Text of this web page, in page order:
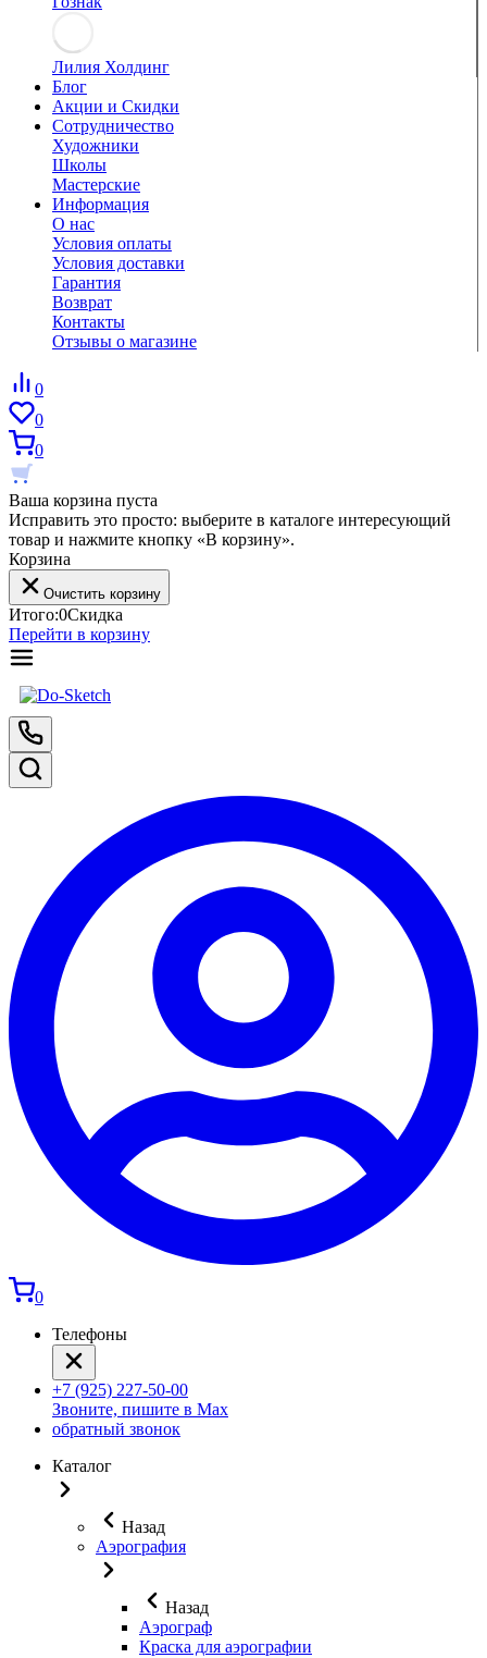
Лилия Холдинг
Блог
Акции и Скидки
Сотрудничество
Художники
Школы
Мастерские
Информация
О нас
Условия оплаты
Условия доставки
Гарантия
Возврат
Контакты
Отзывы о магазине
0
0
0
Ваша корзина пуста
Исправить это просто: выберите в каталоге интересующий
товар и нажмите кнопку «В корзину».
Корзина
Очистить корзину
Итого:0Скидка
Перейти в корзину
0
Телефоны
+7 (925) 227-50-00
Звоните, пишите в Max
обратный звонок
Каталог
Назад
Аэрография
Назад
Аэрограф
Краска для аэрографии